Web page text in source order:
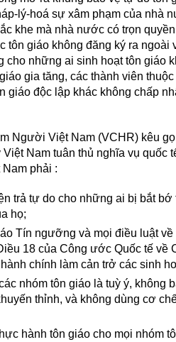
lý-hoá sự xâm phạm của nhà
khe mà nhà nước có trọn
tôn giáo không đăng ký ra
cho những ai sinh hoạt tôn giáo
gia tăng, các thành viên
giáo độc lập khác không chấp
Người Việt Nam (VCHR) kêu
Nam tuân thủ nghĩa vụ quốc
phải :
trả tự do cho những ai bị bắt
họ;
Tín ngưỡng và mọi điều luật
18 của Công ước Quốc tế về
chính làm cản trở các sinh
nhóm tôn giáo là tuỳ ý, không
thỉnh, và không dùng cơ
hành tôn giáo cho mọi nhóm